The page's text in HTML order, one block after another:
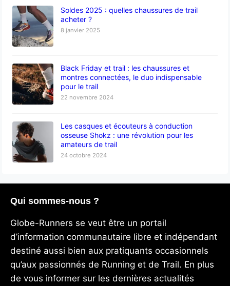
Soldes 2025 : quelles chaussures de trail
acheter ?
8 janvier 2025
Black Friday et trail : les chaussures et
montres connectées, le duo indispensable
pour le trail
22 novembre 2024
Les casques et écouteurs à conduction
osseuse Shokz : une révolution pour les
amateurs de trail
24 octobre 2024
Qui sommes-nous ?
Globe-Runners se veut être un portail
d’information communautaire libre et indépendant
destiné aussi bien aux pratiquants occasionnels
qu’aux passionnés de Running et de Trail. En plus
de vous informer sur les dernières actualités